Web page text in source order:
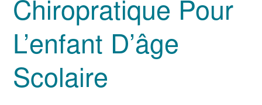
Chiropratique Pour
L’enfant D’âge
Scolaire